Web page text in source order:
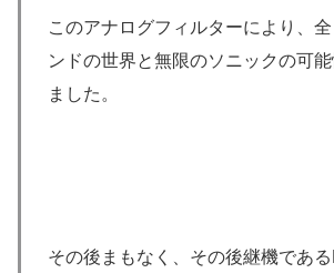
このアナログフィルターにより、
ンドの世界と無限のソニックの可
ました。
その後まもなく、その後継機であ